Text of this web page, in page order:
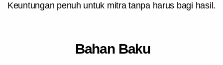
Keuntungan penuh untuk mitra tanpa harus bagi hasil.
Bahan Baku